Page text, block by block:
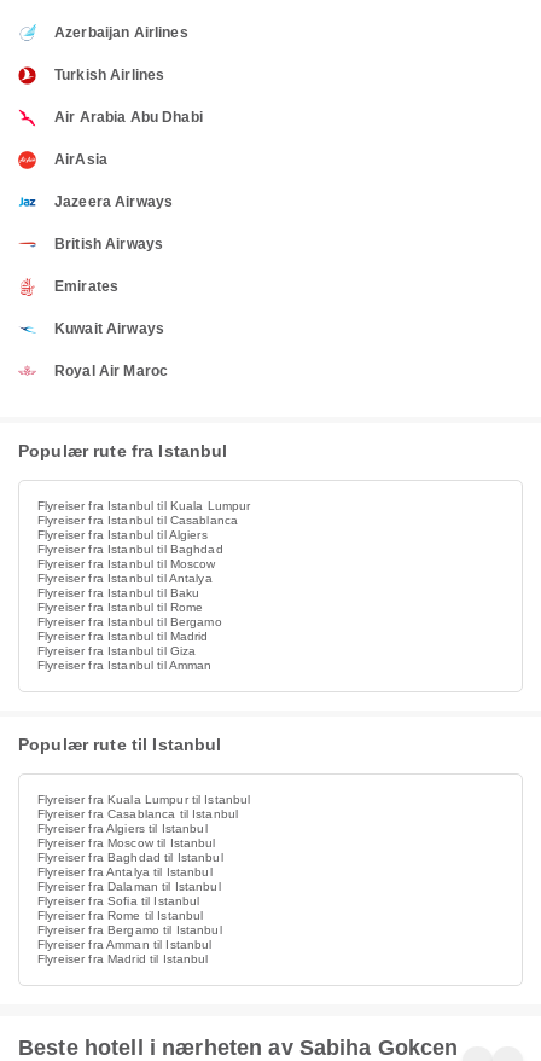
Azerbaijan Airlines
Turkish Airlines
Air Arabia Abu Dhabi
AirAsia
Jazeera Airways
British Airways
Emirates
Kuwait Airways
Royal Air Maroc
Populær rute fra Istanbul
Flyreiser fra Istanbul til Kuala Lumpur
Flyreiser fra Istanbul til Casablanca
Flyreiser fra Istanbul til Algiers
Flyreiser fra Istanbul til Baghdad
Flyreiser fra Istanbul til Moscow
Flyreiser fra Istanbul til Antalya
Flyreiser fra Istanbul til Baku
Flyreiser fra Istanbul til Rome
Flyreiser fra Istanbul til Bergamo
Flyreiser fra Istanbul til Madrid
Flyreiser fra Istanbul til Giza
Flyreiser fra Istanbul til Amman
Populær rute til Istanbul
Flyreiser fra Kuala Lumpur til Istanbul
Flyreiser fra Casablanca til Istanbul
Flyreiser fra Algiers til Istanbul
Flyreiser fra Moscow til Istanbul
Flyreiser fra Baghdad til Istanbul
Flyreiser fra Antalya til Istanbul
Flyreiser fra Dalaman til Istanbul
Flyreiser fra Sofia til Istanbul
Flyreiser fra Rome til Istanbul
Flyreiser fra Bergamo til Istanbul
Flyreiser fra Amman til Istanbul
Flyreiser fra Madrid til Istanbul
Beste hotell i nærheten av Sabiha Gokcen